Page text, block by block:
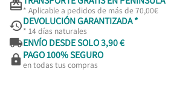
* Aplicable a pedidos de más de 70,00€
DEVOLUCIÓN GARANTIZADA *
* 14 días naturales
ENVÍO DESDE SOLO 3,90 €
 PAGO 100% SEGURO
en todas tus compras